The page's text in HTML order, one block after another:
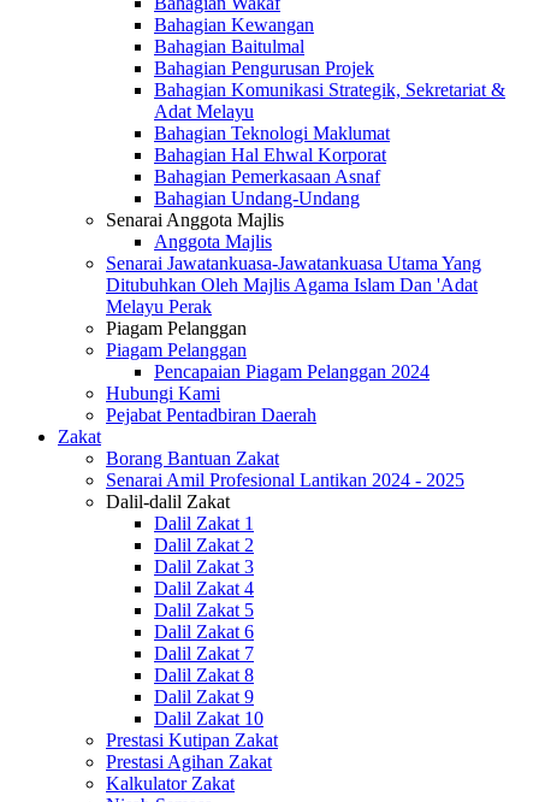
Bahagian Kewangan
Bahagian Baitulmal
Bahagian Pengurusan Projek
Bahagian Komunikasi Strategik, Sekretariat &
Adat Melayu
Bahagian Teknologi Maklumat
Bahagian Hal Ehwal Korporat
Bahagian Pemerkasaan Asnaf
Bahagian Undang-Undang
Senarai Anggota Majlis
Anggota Majlis
Senarai Jawatankuasa-Jawatankuasa Utama Yang
Ditubuhkan Oleh Majlis Agama Islam Dan 'Adat
Melayu Perak
Piagam Pelanggan
Piagam Pelanggan
Pencapaian Piagam Pelanggan 2024
Hubungi Kami
Pejabat Pentadbiran Daerah
Zakat
Borang Bantuan Zakat
Senarai Amil Profesional Lantikan 2024 - 2025
Dalil-dalil Zakat
Dalil Zakat 1
Dalil Zakat 2
Dalil Zakat 3
Dalil Zakat 4
Dalil Zakat 5
Dalil Zakat 6
Dalil Zakat 7
Dalil Zakat 8
Dalil Zakat 9
Dalil Zakat 10
Prestasi Kutipan Zakat
Prestasi Agihan Zakat
Kalkulator Zakat